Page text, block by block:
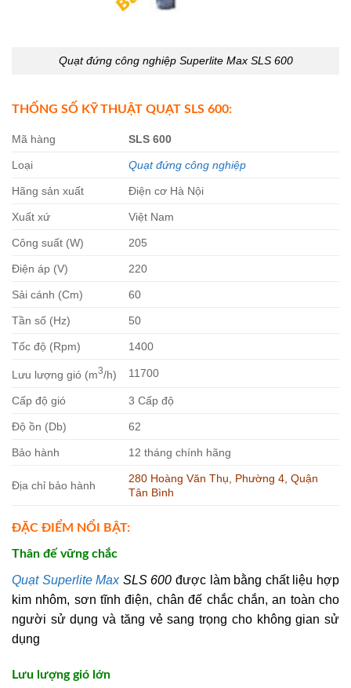
Quạt đứng công nghiệp Superlite Max SLS 600
THỐNG SỐ KỸ THUẬT QUẠT SLS 600:
Mã hàng SLS 600
Loại Quạt đứng công nghiệp
Hãng sản xuất Điện cơ Hà Nội
Xuất xứ Việt Nam
Công suất (W) 205
Điện áp (V) 220
Sải cánh (Cm) 60
Tần số (Hz) 50
Tốc độ (Rpm) 1400
Lưu lượng gió (m3/h) 11700
Cấp độ gió 3 Cấp độ
Độ ồn (Db) 62
Bảo hành 12 tháng chính hãng
Địa chỉ bảo hành
280 Hoàng Văn Thụ, Phường 4, Quận
Tân Bình
ĐẶC ĐIỂM NỔI BẬT:
Thân đế vững chắc
Quạt Superlite MaxSLS 600 được làm bằng chất liệu hợp
kim nhôm, sơn tĩnh điện, chân đế chắc chắn, an toàn cho
người sử dụng và tăng vẻ sang trọng cho không gian sử
dụng
Lưu lượng gió lớn